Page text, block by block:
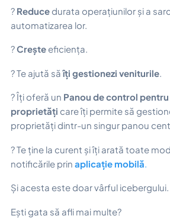
? Reduce durata operațiunilor și a
automatizarea lor.
?Crește eficiența.
? Te ajută săîți gestionezi veniturile
? Îți oferă un Panou de control
proprietăți care îți permite să
proprietăți dintr-un singur panou
? Te ține la curent și îți arată toate
notificările prin aplicație mobilă
Și acesta este doar vârful icebergului.
Ești gata să afli mai multe?